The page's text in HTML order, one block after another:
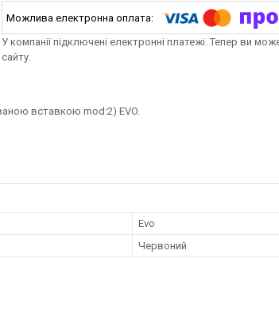
У компанії підключені електронні платежі. Тепер ви
сайту.
вставкою mod:2) EVO.
Evo
Червоний